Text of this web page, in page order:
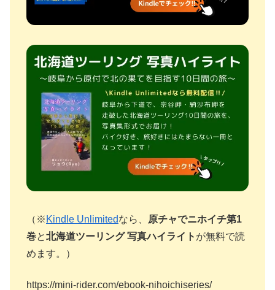
（※ Kindle Unlimitedなら、
原チャでニホイチ第1
巻と北海道ツーリング 写真ハイライト が無料で読
めます。）
https://mini-rider.com/ebook-nihoichiseries/